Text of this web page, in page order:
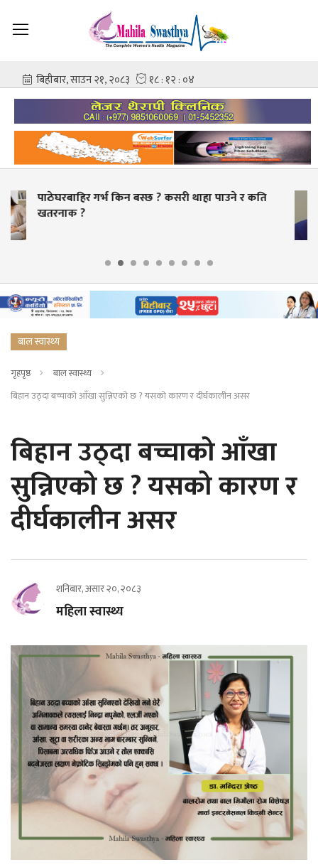
पाउने र कति
स्वास्थ्य क्षेत्रमा व्यापक सुधारको तयारी,
बाल स्वास्थ्य
गृहपृष्ठ
बाल स्वास्थ्य
बिहान उठ्दा बच्चाको आँखा सुन्निएको छ ? यसको कारण र दीर्घकालीन असर
बिहान उठ्दा बच्चाको आँखा
सुन्निएको छ ? यसको कारण र
दीर्घकालीन असर
शनिबार, असार २०, २०८३
महिला स्वास्थ्य